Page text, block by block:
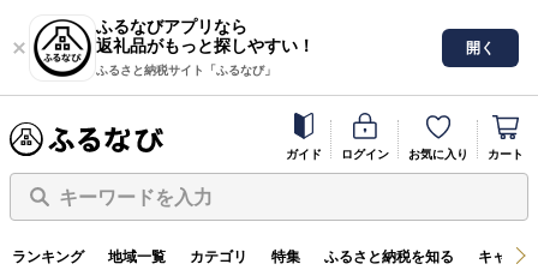
ふるなびアプリなら
返礼品がもっと探しやすい！
ふるさと納税サイト「ふるなび」
開く
ガイド ログイン お気に入り カート
キーワードを入力
ランキング 地域一覧 カテゴリ 特集 ふるさと納税を知る キャン